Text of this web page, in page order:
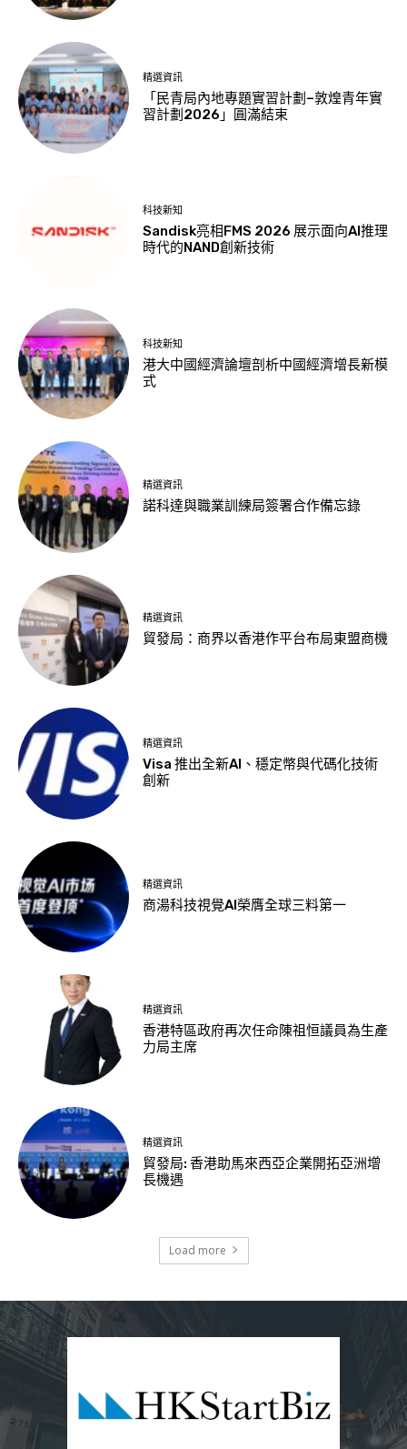
精選資訊
「民青局內地專題實習計劃–敦煌青年實
習計劃2026」圓滿結束
科技新知
Sandisk亮相FMS 2026 展示面向AI推理
時代的NAND創新技術
科技新知
港大中國經濟論壇剖析中國經濟增長新模
式
精選資訊
諾科達與職業訓練局簽署合作備忘錄
精選資訊
貿發局：商界以香港作平台布局東盟商機
精選資訊
Visa 推出全新AI、穩定幣與代碼化技術
創新
精選資訊
商湯科技視覺AI榮膺全球三料第一
精選資訊
香港特區政府再次任命陳祖恒議員為生產
力局主席
精選資訊
貿發局: 香港助馬來西亞企業開拓亞洲增
長機遇
Load more